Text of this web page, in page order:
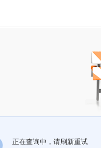
正在查询中，请刷新重试